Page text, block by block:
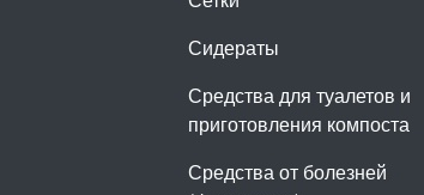
Сидераты
Средства для туалетов и
приготовления компоста
Средства от болезней